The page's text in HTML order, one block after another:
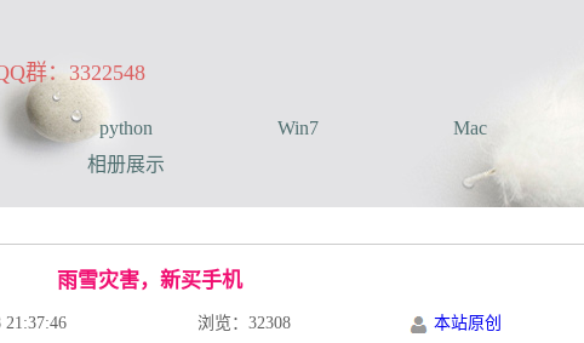
群：3322548
python Win7
Mac
相册展示
雨雪灾害，新买手机
21:37:46 浏览：32308
本站原创